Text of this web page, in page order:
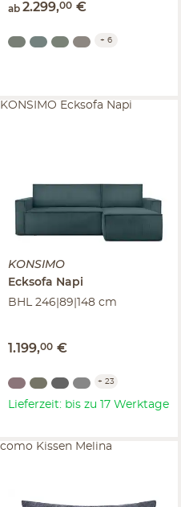
ab 2.299,00 €
+ 6
KONSIMO
Ecksofa Napi
BHL 246|89|148 cm
1.199,00 €
KONSIMO Ecksofa Napi
+ 23
Lieferzeit: bis zu 17 Werktage
como Kissen Melina